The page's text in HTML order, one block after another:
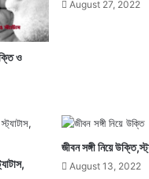
ও
August 27, 2022
জীবন সঙ্গী নিয়ে
August 13, 2022